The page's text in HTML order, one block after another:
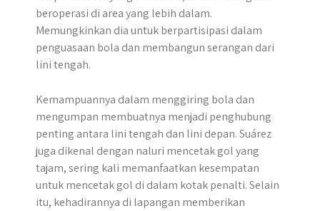
beroperasi di area yang lebih dalam.
Memungkinkan dia untuk berpartisipasi dalam
penguasaan bola dan membangun serangan dari
lini tengah.
Kemampuannya dalam menggiring bola dan
mengumpan membuatnya menjadi penghubung
penting antara lini tengah dan lini depan. Suárez
juga dikenal dengan naluri mencetak gol yang
tajam, sering kali memanfaatkan kesempatan
untuk mencetak gol di dalam kotak penalti. Selain
itu, kehadirannya di lapangan memberikan